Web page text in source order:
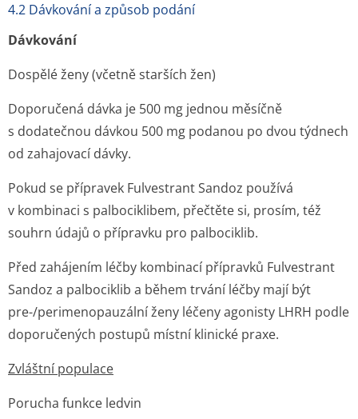
4.2 Dávkování a způsob podání
Dávkování
Dospělé ženy (včetně starších žen)
Doporučená dávka je 500 mg jednou měsíčně
s dodatečnou dávkou 500 mg podanou po dvou týdnech
od zahajovací dávky.
Pokud se přípravek Fulvestrant Sandoz používá
v kombinaci s palbociklibem, přečtěte si, prosím, též
souhrn údajů o přípravku pro palbociklib.
Před zahájením léčby kombinací přípravků Fulvestrant
Sandoz a palbociklib a během trvání léčby mají být
pre-/perimenopauzální ženy léčeny agonisty LHRH podle
doporučených postupů místní klinické praxe.
Zvláštní populace
Porucha funkce ledvin